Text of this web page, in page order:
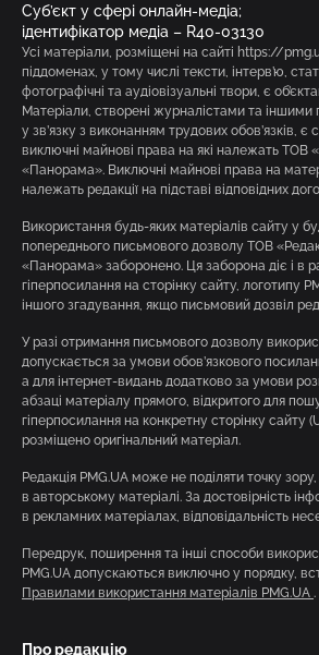
Суб’єкт у сфері онлайн-медіа;
ідентифікатор медіа – R40-03130
Усі матеріали, розміщені на сайті https://
піддоменах, у тому числі тексти, інтерв’ю,
фотографічні та аудіовізуальні твори, є
Матеріали, створені журналістами та іншими
у зв’язку з виконанням трудових обов’язків,
виключні майнові права на які належать ТОВ
«Панорама». Виключні майнові права на
належать редакції на підставі відповідних
Використання будь-яких матеріалів сайту у
попереднього письмового дозволу ТОВ
«Панорама» заборонено. Ця заборона діє і в
гіперпосилання на сторінку сайту, логотипу
іншого згадування, якщо письмовий дозвіл
У разі отримання письмового дозволу
допускається за умови обов’язкового
а для інтернет-видань додатково за умови
абзаці матеріалу прямого, відкритого для
гіперпосилання на конкретну сторінку сайту
розміщено оригінальний матеріал.
Редакція PMG.UA може не поділяти точку
в авторському матеріалі. За достовірність
в рекламних матеріалах, відповідальність
Передрук, поширення та інші способи
PMG.UA допускаються виключно у порядку,
Правилами використання матеріалів PMG.UA .
Про редакцію